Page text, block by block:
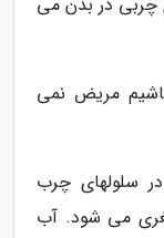
باشیم مریض نمی
سلولهای چرب
می شود. آب